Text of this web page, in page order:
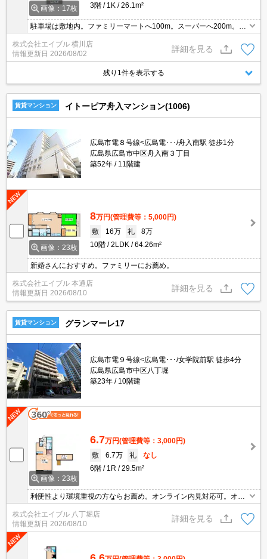
画像：17枚
3階
1K 26.1m²
駐車場は敷地内。ファミリーマートへ100m。スーパーへ200m。西
に対し、初回額50％、月額2％）。
株式会社エイブル 横川店
情報更新日 2026/08/02
詳細を見る
残り1件を表示する
賃貸マンション イトーピア舟入マンション(1006)
広島市電８号線<広島電･･･/舟入南駅 徒歩1分
広島県広島市中区舟入南３丁目
築52年
11階建
画像：23枚
8万円(管理費等：5,000円)
敷
16万 礼
8万
10階
2LDK 64.26m²
新婚さんにおすすめ。ファミリーにお薦め。
株式会社エイブル 本通店
情報更新日 2026/08/10
詳細を見る
賃貸マンション グランマーレ17
広島市電９号線<広島電･･･/女学院前駅 徒歩4分
広島県広島市中区八丁堀
築23年
10階建
画像：23枚
6.7万円(管理費等：3,000円)
敷
6.7万 礼
なし
6階
1R 29.5m²
利便性より環境重視の方ならお薦め。オンライン内見対応可。オン
ライン契約対応可。人気地域です。インターネット無料。
株式会社エイブル 八丁堀店
情報更新日 2026/08/10
詳細を見る